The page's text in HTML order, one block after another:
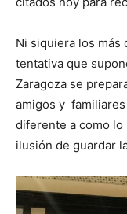
Ni siquiera los más
tentativa que
Zaragoza se
amigos y
diferente a como lo
ilusión de guardar